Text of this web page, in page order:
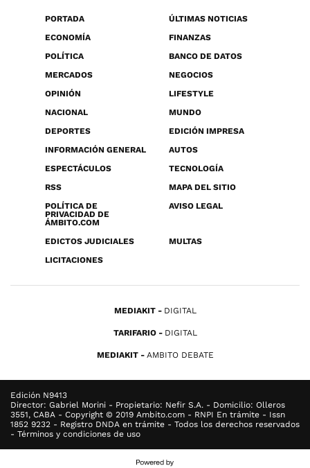
PORTADA
ÚLTIMAS NOTICIAS
ECONOMÍA
FINANZAS
POLÍTICA
BANCO DE DATOS
MERCADOS
NEGOCIOS
OPINIÓN
LIFESTYLE
NACIONAL
MUNDO
DEPORTES
EDICIÓN IMPRESA
INFORMACIÓN GENERAL
AUTOS
ESPECTÁCULOS
TECNOLOGÍA
RSS
MAPA DEL SITIO
POLÍTICA DE
PRIVACIDAD DE
ÁMBITO.COM
AVISO LEGAL
EDICTOS JUDICIALES
MULTAS
LICITACIONES
MEDIAKIT DIGITAL
TARIFARIO DIGITAL
MEDIAKIT AMBITO DEBATE
Edición N9413
Director: Gabriel Morini - Propietario: Nefir S.A. - Domicilio: Olleros
3551, CABA - Copyright © 2019 Ambito.com - RNPI En trámite - Issn
1852 9232 - Registro DNDA en trámite - Todos los derechos reservados
- Términos y condiciones de uso